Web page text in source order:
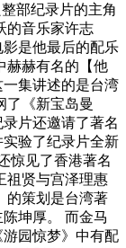
部纪录片的主角
的音乐家许志
影是他最后的配乐
赫赫有名的【他
集讲述的是台湾
了《新宝岛曼
片还邀请了著名
验了纪录片全新
惊见了香港著名
祖贤与宫泽理惠
的策划是台湾著
坤厚。 而金马
园惊梦》中有配